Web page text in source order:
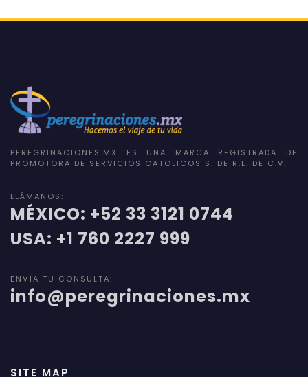
PEREGRINACIONES.MX ES UNA MARCA REGISTRADA DE
PROMOTORA DE SERVICIOS CATOLICOS S. DE R.L. DE C.V.
LLÁMANOS:
MÉXICO: +52 33 3121 0744
USA: +1 760 2227 999
ENVÍA TU CONSULTA:
info@peregrinaciones.mx
SITE MAP